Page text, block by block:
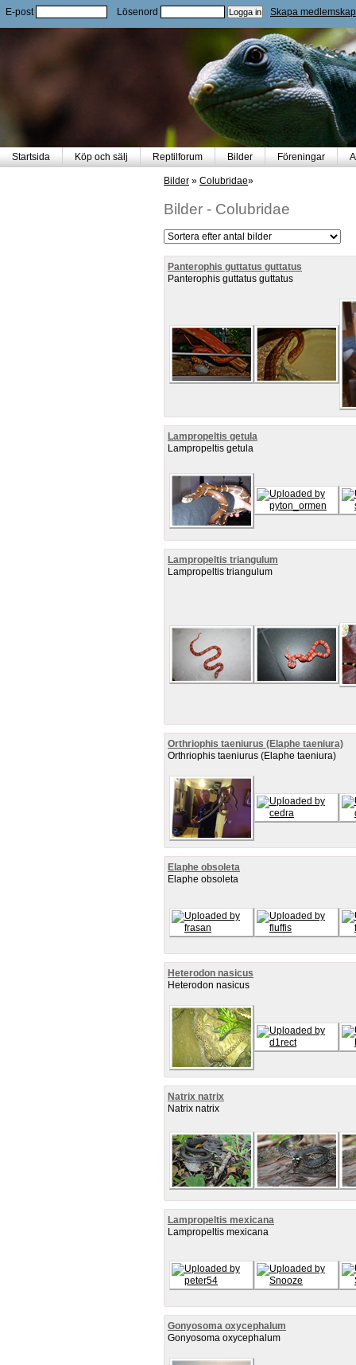
E-post Lösenord Skapa medlemskap
Startsida Köp och sälj Reptilforum Bilder Föreningar
Bilder » Colubridae»
Bilder - Colubridae
Panterophis guttatus guttatus
Panterophis guttatus guttatus
Lampropeltis getula
Lampropeltis getula
Lampropeltis triangulum
Lampropeltis triangulum
Orthriophis taeniurus (Elaphe taeniura)
Orthriophis taeniurus (Elaphe taeniura)
Elaphe obsoleta
Elaphe obsoleta
Heterodon nasicus
Heterodon nasicus
Natrix natrix
Natrix natrix
Lampropeltis mexicana
Lampropeltis mexicana
Gonyosoma oxycephalum
Gonyosoma oxycephalum